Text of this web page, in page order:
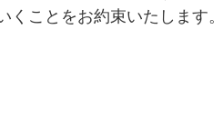
くことをお約束いたします。